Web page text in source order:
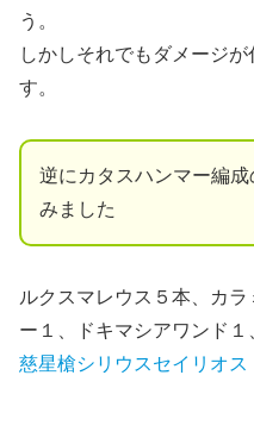
う。
しかしそれでもダメージ
す。
逆にカタスハンマー編
みました
ルクスマレウス５本、カ
ー１、ドキマシアワンド１
慈星槍シリウスセイリオス